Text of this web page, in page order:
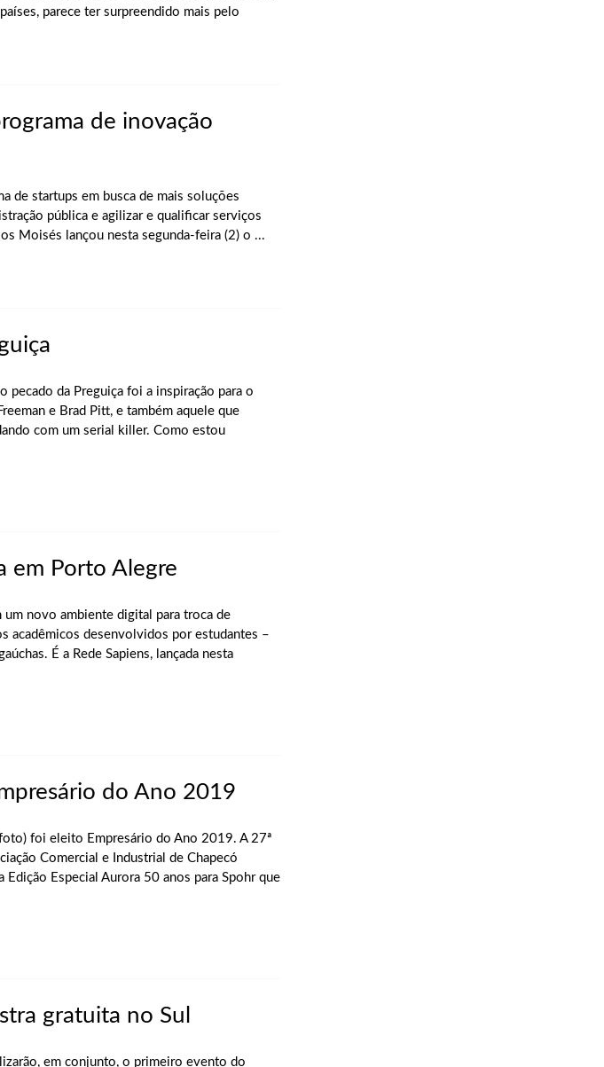
parece ter surpreendido mais pelo
de inovação
de startups em busca de mais soluções
pública e agilizar e qualificar serviços
Moisés lançou nesta segunda-feira (2) o ...
pecado da Preguiça foi a inspiração para o
e Brad Pitt, e também aquele que
com um serial killer. Como estou
em Porto Alegre
um novo ambiente digital para troca de
acadêmicos desenvolvidos por estudantes –
É a Rede Sapiens, lançada nesta
do Ano 2019
foi eleito Empresário do Ano 2019. A 27ª
Comercial e Industrial de Chapecó
Especial Aurora 50 anos para Spohr que
gratuita no Sul
em conjunto, o primeiro evento do